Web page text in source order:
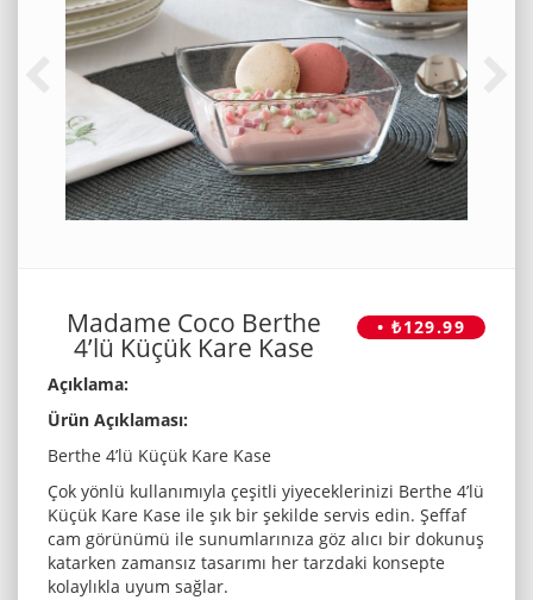
• ₺129.99
Madame Coco Berthe
4’lü Küçük Kare Kase
Açıklama:
Ürün Açıklaması:
Berthe 4’lü Küçük Kare Kase
Çok yönlü kullanımıyla çeşitli yiyeceklerinizi Berthe 4’lü
Küçük Kare Kase ile şık bir şekilde servis edin. Şeffaf
cam görünümü ile sunumlarınıza göz alıcı bir dokunuş
katarken zamansız tasarımı her tarzdaki konsepte
kolaylıkla uyum sağlar.